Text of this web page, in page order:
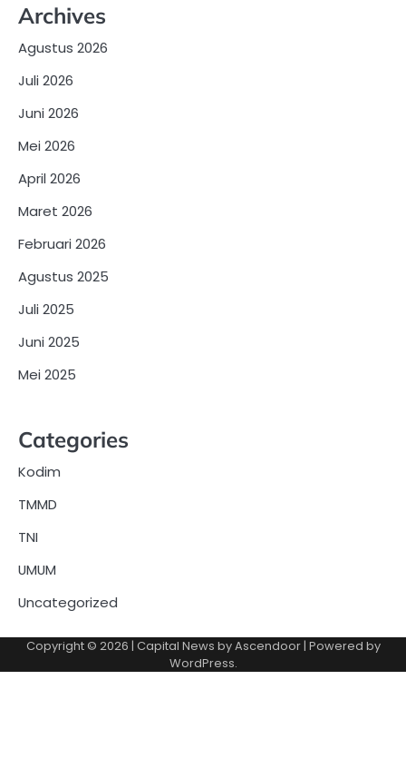
Archives
Agustus 2026
Juli 2026
Juni 2026
Mei 2026
April 2026
Maret 2026
Februari 2026
Agustus 2025
Juli 2025
Juni 2025
Mei 2025
Categories
Kodim
TMMD
TNI
UMUM
Uncategorized
Copyright © 2026 | Capital News byAscendoor| Powered by
WordPress.